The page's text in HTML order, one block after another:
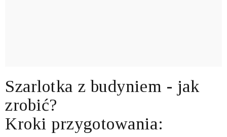
Szarlotka z budyniem - jak
zrobić?
Kroki przygotowania: